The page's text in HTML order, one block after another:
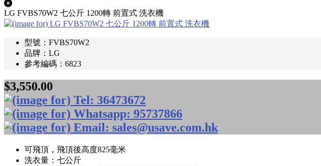
LG FVBS70W2 七公斤 1200轉 前置式 洗衣機
型號：FVBS70W2
品牌：LG
參考編碼：6823
$3,550.00
可飛頂，飛頂後高度825毫米
洗衣量：七公斤